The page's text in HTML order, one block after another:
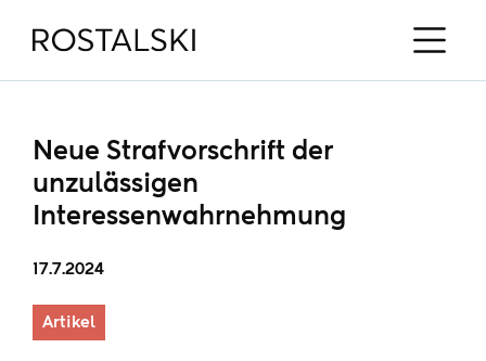
Neue Strafvorschrift der
unzulässigen
Interessenwahrnehmung
17.7.2024
Artikel